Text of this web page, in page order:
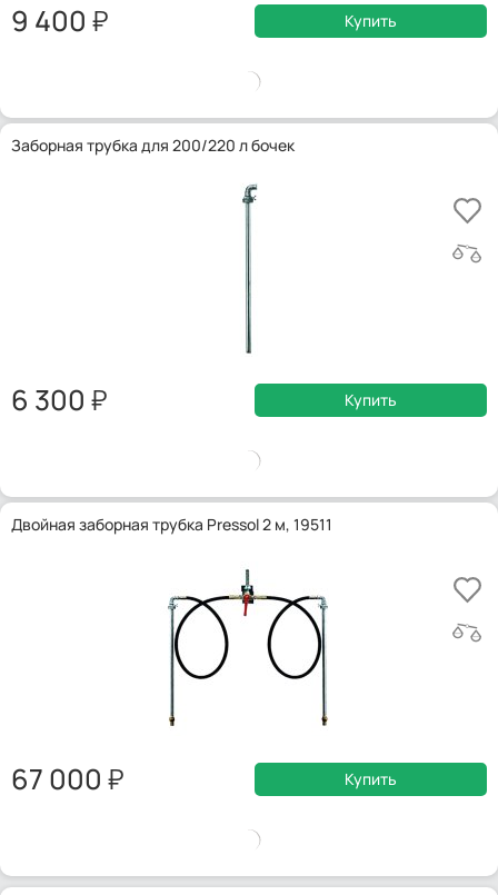
9 400 Купить
Заборная трубка для 200/220 л бочек
6 300 Купить
Двойная заборная трубка Pressol 2 м, 19511
67 000 Купить